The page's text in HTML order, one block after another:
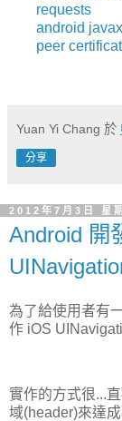
requests
android
peer
Yuan Yi Chang 於
分享
2012年7月3日 星
Android 開
為了給使用者有
作 iOS
實作的方式很...
域(header)來達